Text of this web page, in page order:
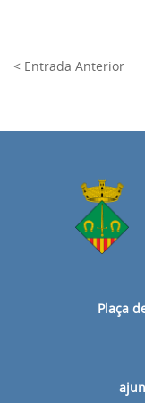
< Entrada Anterior
Plaça